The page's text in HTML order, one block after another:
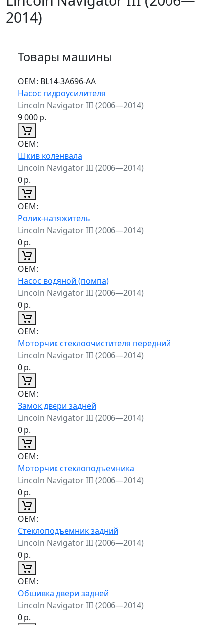
2014)
Товары машины
ОЕМ: BL14-3A696-AA
Насос гидроусилителя
Lincoln Navigator III (2006—2014)
9 000р.
ОЕМ:
Шкив коленвала
Lincoln Navigator III (2006—2014)
0р.
ОЕМ:
Ролик-натяжитель
Lincoln Navigator III (2006—2014)
0р.
ОЕМ:
Насос водяной (помпа)
Lincoln Navigator III (2006—2014)
0р.
ОЕМ:
Моторчик стеклоочистителя передний
Lincoln Navigator III (2006—2014)
0р.
ОЕМ:
Замок двери задней
Lincoln Navigator III (2006—2014)
0р.
ОЕМ:
Моторчик стеклоподъемника
Lincoln Navigator III (2006—2014)
0р.
ОЕМ:
Стеклоподъемник задний
Lincoln Navigator III (2006—2014)
0р.
ОЕМ:
Обшивка двери задней
Lincoln Navigator III (2006—2014)
0р.